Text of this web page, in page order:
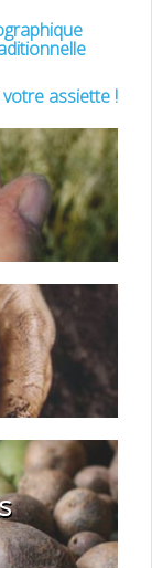
assiette !